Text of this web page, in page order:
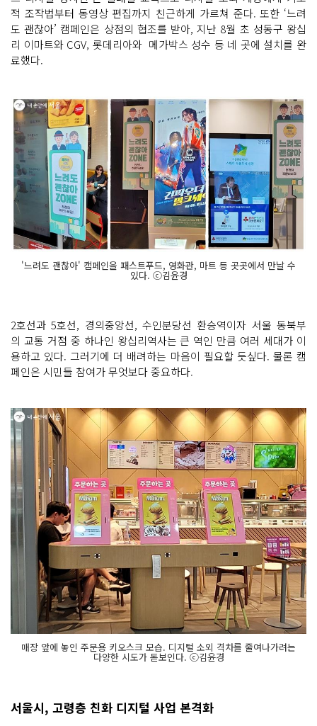
적 조작법부터 동영상 편집까지 친근하게 가르쳐 준다. 또한 ‘느려
도 괜찮아’ 캠페인은 상점의 협조를 받아, 지난 8월 초 성동구 왕십
리 이마트와 CGV, 롯데리아와 메가박스 성수 등 네 곳에 설치를 완
료했다.
'느려도 괜찮아' 캠페인을 패스트푸드, 영화관, 마트 등 곳곳에서 만날 수
있다. ⓒ김윤경
2호선과 5호선, 경의중앙선, 수인분당선 환승역이자 서울 동북부
의 교통 거점 중 하나인 왕십리역사는 큰 역인 만큼 여러 세대가 이
용하고 있다. 그러기에 더 배려하는 마음이 필요할 듯싶다. 물론 캠
페인은 시민들 참여가 무엇보다 중요하다.
매장 앞에 놓인 주문용 키오스크 모습. 디지털 소외 격차를 줄여나가려는
다양한 시도가 돋보인다. ⓒ김윤경
서울시, 고령층 친화 디지털 사업 본격화